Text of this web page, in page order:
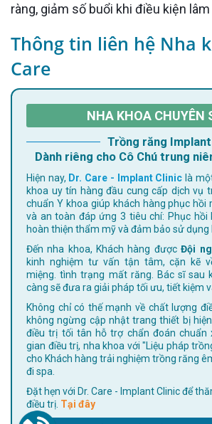
ràng, giảm số buổi khi điều kiện
Thông tin liên hệ Nha
Care
NHA KHOA CHUYÊN
Trồng răng Implant
Dành riêng cho Cô Chú trung
Hiện nay, Dr. Care - Implant Clinic là
khoa uy tín hàng đầu cung cấp dịch vụ
chuẩn Y khoa giúp khách hàng phục hồi
và an toàn đáp ứng 3 tiêu chí: Phục hồi
hoàn thiện thẩm mỹ và đảm bảo sử dụng
Đến nha khoa, Khách hàng đượcĐội
kinh nghiệm tư vấn tận tâm, cặn kẽ
miệng. tình trạng mất răng. Bác sĩ sau
càng sẽ đưa ra giải pháp tối ưu, tiết kiệm
Không chỉ có thế mạnh về chất lượng điều trị, Dr. Care còn
không ngừng cập nhật trang thiết bị
điều trị tối tân hỗ trợ chẩn đoán chuẩn
gian điều trị, nha khoa với "Liệu pháp
cho Khách hàng trải nghiệm trồng răng
đi spa.
Đặt hẹn với Dr. Care - Implant Clinic để thăm khám, tư vấn và
điều trị. Tại đây